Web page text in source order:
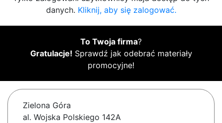
danych. Kliknij, aby się zalogować.
To Twoja firma?
Gratulacje! Sprawdź jak odebrać materiały
promocyjne!
Zielona Góra
al. Wojska Polskiego 142A